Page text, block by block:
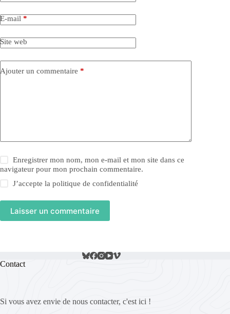
E-mail *
Site web
Ajouter un commentaire *
Enregistrer mon nom, mon e-mail et mon site dans ce
navigateur pour mon prochain commentaire.
J’accepte lapolitique de confidentialité
Laisser un commentaire
Contact
Si vous avez envie de nous contacter, c'est ici !